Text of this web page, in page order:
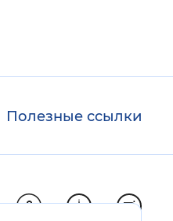
Полезные ссылки